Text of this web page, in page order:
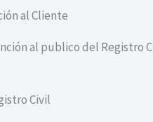
al Cliente
al publico del Registro
Civil